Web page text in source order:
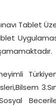
Tablet